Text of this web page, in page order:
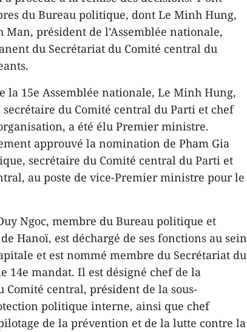
du Bureau politique, dont Le Minh Hung,
président de l’Assemblée nationale,
du Secrétariat du Comité central du
la 15e Assemblée nationale, Le Minh Hung,
du Comité central du Parti et chef
a été élu Premier ministre.
approuvé la nomination de Pham Gia
secrétaire du Comité central du Parti et
au poste de vice-Premier ministre pour le
Ngoc, membre du Bureau politique et
Hanoï, est déchargé de ses fonctions au sein
et est nommé membre du Secrétariat du
14e mandat. Il est désigné chef de la
Comité central, président de la sous-
politique interne, ainsi que chef
de la prévention et de la lutte contre la